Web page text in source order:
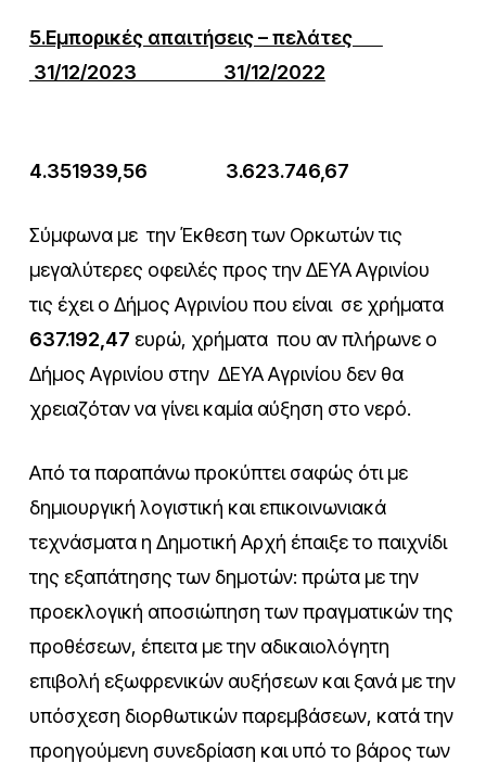
5.Εμπορικές απαιτήσεις – πελάτες
31/12/2023 31/12/2022
4.351939,56 3.623.746,67
Σύμφωνα με την Έκθεση των Ορκωτών τις
μεγαλύτερες οφειλές προς την ΔΕΥΑ Αγρινίου
τις έχει ο Δήμος Αγρινίου που είναι σε χρήματα
637.192,47 ευρώ, χρήματα που αν πλήρωνε ο
Δήμος Αγρινίου στην ΔΕΥΑ Αγρινίου δεν θα
χρειαζόταν να γίνει καμία αύξηση στο νερό.
Από τα παραπάνω προκύπτει σαφώς ότι με
δημιουργική λογιστική και επικοινωνιακά
τεχνάσματα η Δημοτική Αρχή έπαιξε το παιχνίδι
της εξαπάτησης των δημοτών: πρώτα με την
προεκλογική αποσιώπηση των πραγματικών της
προθέσεων, έπειτα με την αδικαιολόγητη
επιβολή εξωφρενικών αυξήσεων και ξανά με την
υπόσχεση διορθωτικών παρεμβάσεων, κατά την
προηγούμενη συνεδρίαση και υπό το βάρος των